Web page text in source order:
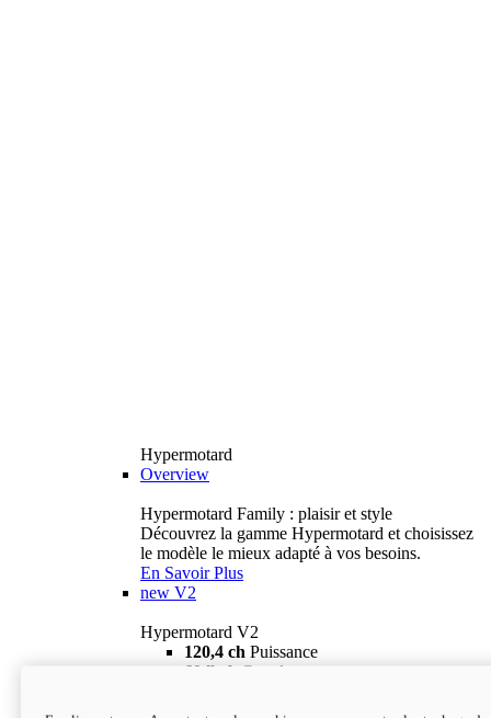
Hypermotard
Overview
Hypermotard Family : plaisir et style
Découvrez la gamme Hypermotard et choisissez
le modèle le mieux adapté à vos besoins.
En Savoir Plus
new V2
Hypermotard V2
120,4 ch Puissance
69 lb-ft
Couple
18 895 $